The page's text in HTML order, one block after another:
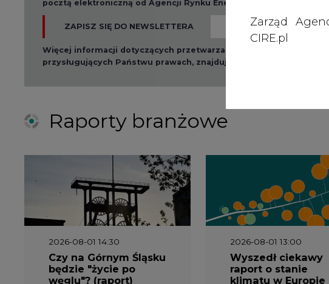
CIRE.pl
ZAPISZ SIĘ DO NEWSLETTERA
Więcej informacji dotyczących przetwarzania przez nas Państwa
przysługujących Państwu prawach, znajduje się w polityce
2026-08-01 14:30
Czy na Górnym Śląsku
będzie "życie po
węglu"? (raport)
2026-08-01 13:00
Wyszedł ciekawy
raport o stanie
klimatu w Europie